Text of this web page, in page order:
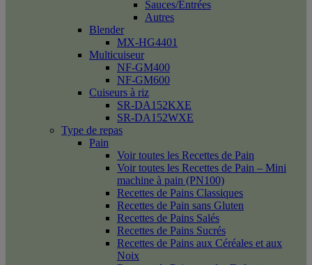
Sauces/Entrées
Autres
Blender
MX-HG4401
Multicuiseur
NF-GM400
NF-GM600
Cuiseurs à riz
SR-DA152KXE
SR-DA152WXE
Type de repas
Pain
Voir toutes les Recettes de Pain
Voir toutes les Recettes de Pain – Mini
machine à pain (PN100)
Recettes de Pains Classiques
Recettes de Pain sans Gluten
Recettes de Pains Salés
Recettes de Pains Sucrés
Recettes de Pains aux Céréales et aux
Noix